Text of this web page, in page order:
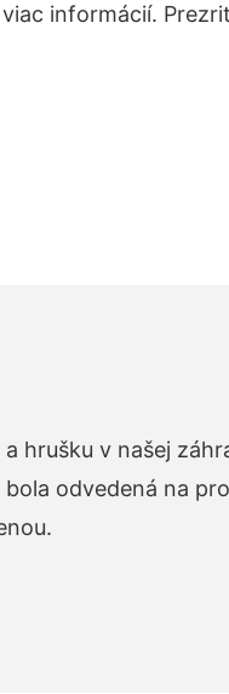
informácií.
hrušku v našej
odvedená na